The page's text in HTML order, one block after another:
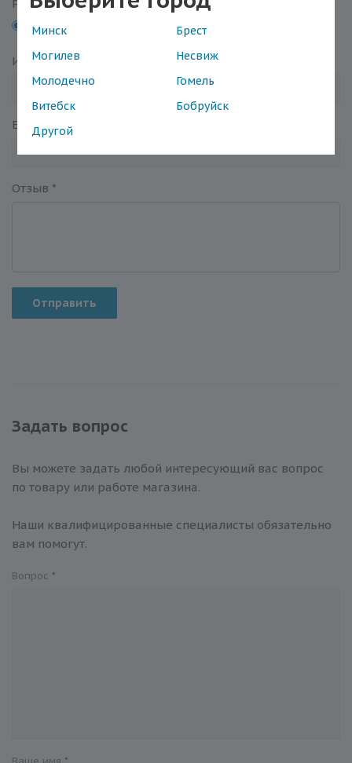
Минск
Брест
Могилев
Несвиж
Молодечно
Гомель
Витебск
Бобруйск
Другой
Рейтинг
4
Имя*
Email
Отзыв *
Отправить
Задать вопрос
Вы можете задать любой интересующий вас вопрос
по товару или работе магазина.
Наши квалифицированные специалисты обязательно
вам помогут.
Вопрос *